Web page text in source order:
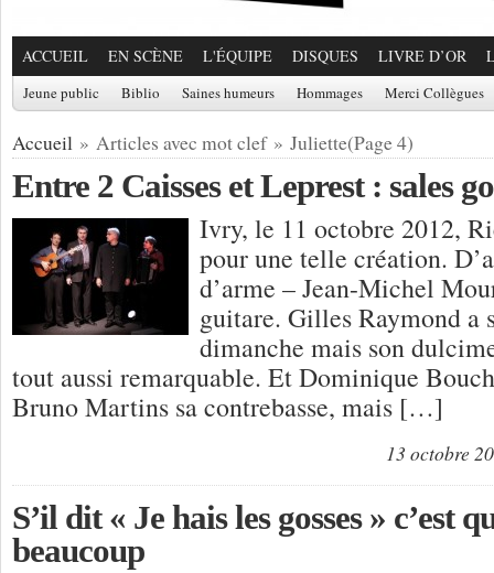
ACCUEIL EN SCÈNE L'ÉQUIPE DISQUES LIVRE D’OR
Jeune public Biblio Saines humeurs Hommages Merci Collègues
Accueil » Articles avec mot clef » Juliette(Page 4)
Entre 2 Caisses et Leprest : sales
Ivry, le 11 octobre 2012,
pour une telle création.
d’arme – Jean-Michel
guitare. Gilles Raymond a
dimanche mais son
tout aussi remarquable. Et Dominique
Bruno Martins sa contrebasse, mais […]
13 octobre
S’il dit « Je hais les gosses » c’est
beaucoup